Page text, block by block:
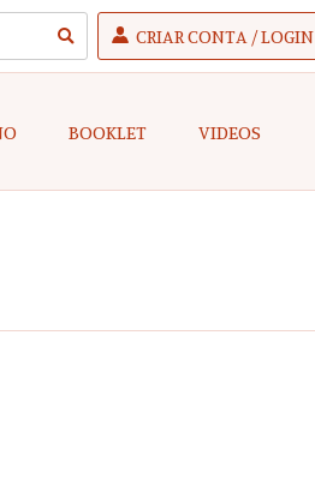
CRIAR CONTA / LOGIN
BOOKLET VIDEOS